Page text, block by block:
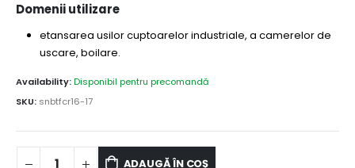
Domenii utilizare
etansarea usilor cuptoarelor industriale, a camerelor de
uscare, boilare.
Availability:Disponibil pentru precomandă
SKU: snbtfcr16-17
ADAUGĂ ÎN COȘ